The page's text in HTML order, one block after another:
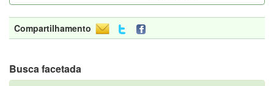
Compartilhamento
Busca facetada